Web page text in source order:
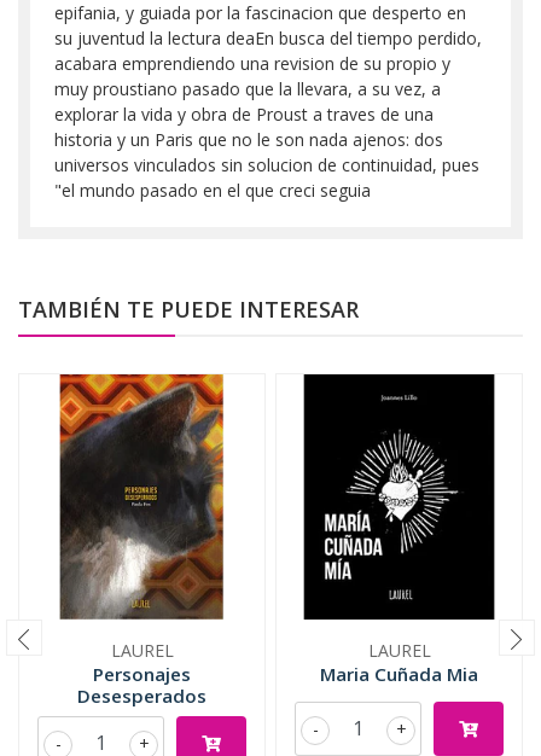
epifania, y guiada por la fascinacion que desperto en
su juventud la lectura deaEn busca del tiempo perdido,
acabara emprendiendo una revision de su propio y
muy proustiano pasado que la llevara, a su vez, a
explorar la vida y obra de Proust a traves de una
historia y un Paris que no le son nada ajenos: dos
universos vinculados sin solucion de continuidad, pues
"el mundo pasado en el que creci seguia
TAMBIÉN TE PUEDE INTERESAR
LAUREL
Personajes
Desesperados
+
-
LAUREL
Maria Cuñada Mia
+
-